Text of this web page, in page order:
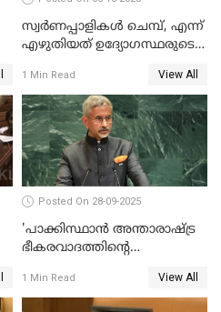
സ്വർണപ്പാളികൾ ചെമ്പ്, എന്ന്
എഴുതിയത് ഉദ്യോഗസ്ഥരുടെ
ടി.കെ.രാജഗോപാല്‍
1 Min Read View All
Posted On 28-09-2025
'പാക്കിസ്ഥാന്‍ അന്താരാഷ്ട്ര
ഭീകരവാദത്തിന്റെ
ജയശങ്കര്‍
1 Min Read View All